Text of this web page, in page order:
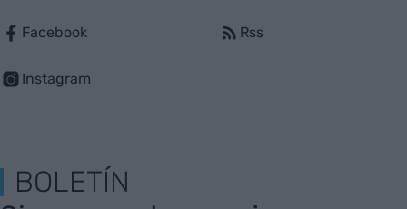
Facebook
Instagram
Rss
BOLETÍN